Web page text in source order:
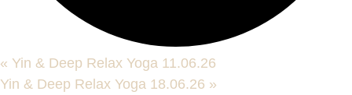
« Yin & Deep Relax Yoga 11.06.26
Yin & Deep Relax Yoga 18.06.26 »